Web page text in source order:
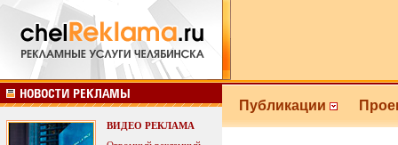
ВИДЕО РЕКЛАМА
Публикации